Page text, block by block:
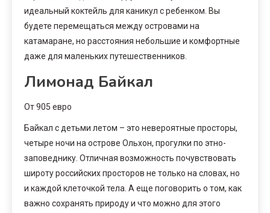
идеальный коктейль для каникул с ребенком. Вы
будете перемещаться между островами на
катамаране, но расстояния небольшие и комфортные
даже для маленьких путешественников.
Лимонад Байкал
От 905 евро
Байкал с детьми летом – это невероятные просторы,
четыре ночи на острове Ольхон, прогулки по этно-
заповеднику. Отличная возможность почувствовать
широту российских просторов не только на словах, но
и каждой клеточкой тела. А еще поговорить о том, как
важно сохранять природу и что можно для этого